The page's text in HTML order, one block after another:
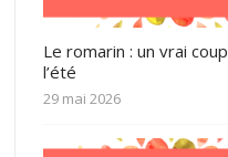
Le romarin : un vrai
l’été
29 mai 2026